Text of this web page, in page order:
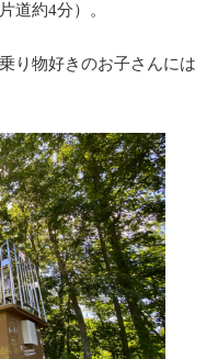
道約4分）。
り物好きのお子さんには